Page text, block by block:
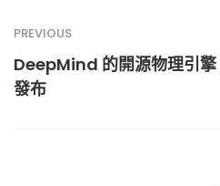
PREVIOUS
DeepMind 的開源物理引
發布